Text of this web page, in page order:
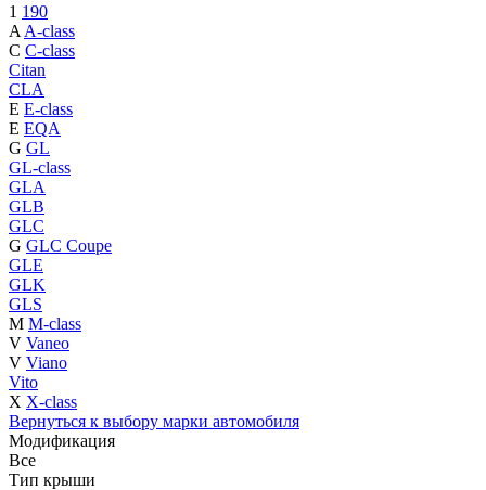
1 190
A A-class
C C-class
Citan
CLA
E E-class
E EQA
G GL
GL-class
GLA
GLB
GLC
G GLC Coupe
GLE
GLK
GLS
M M-class
V Vaneo
V Viano
Vito
X X-class
Вернуться к выбору марки автомобиля
Модификация
Все
Тип крыши